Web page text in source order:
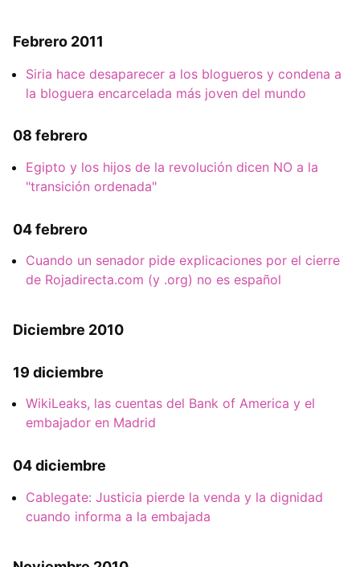
Febrero 2011
Siria hace desaparecer a los blogueros y condena a
la bloguera encarcelada más joven del mundo
08 febrero
Egipto y los hijos de la revolución dicen NO a la
"transición ordenada"
04 febrero
Cuando un senador pide explicaciones por el cierre
de Rojadirecta.com (y .org) no es español
Diciembre 2010
19 diciembre
WikiLeaks, las cuentas del Bank of America y el
embajador en Madrid
04 diciembre
Cablegate: Justicia pierde la venda y la dignidad
cuando informa a la embajada